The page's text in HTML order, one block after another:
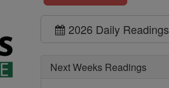
2026 Daily Readings
Next Weeks Readings